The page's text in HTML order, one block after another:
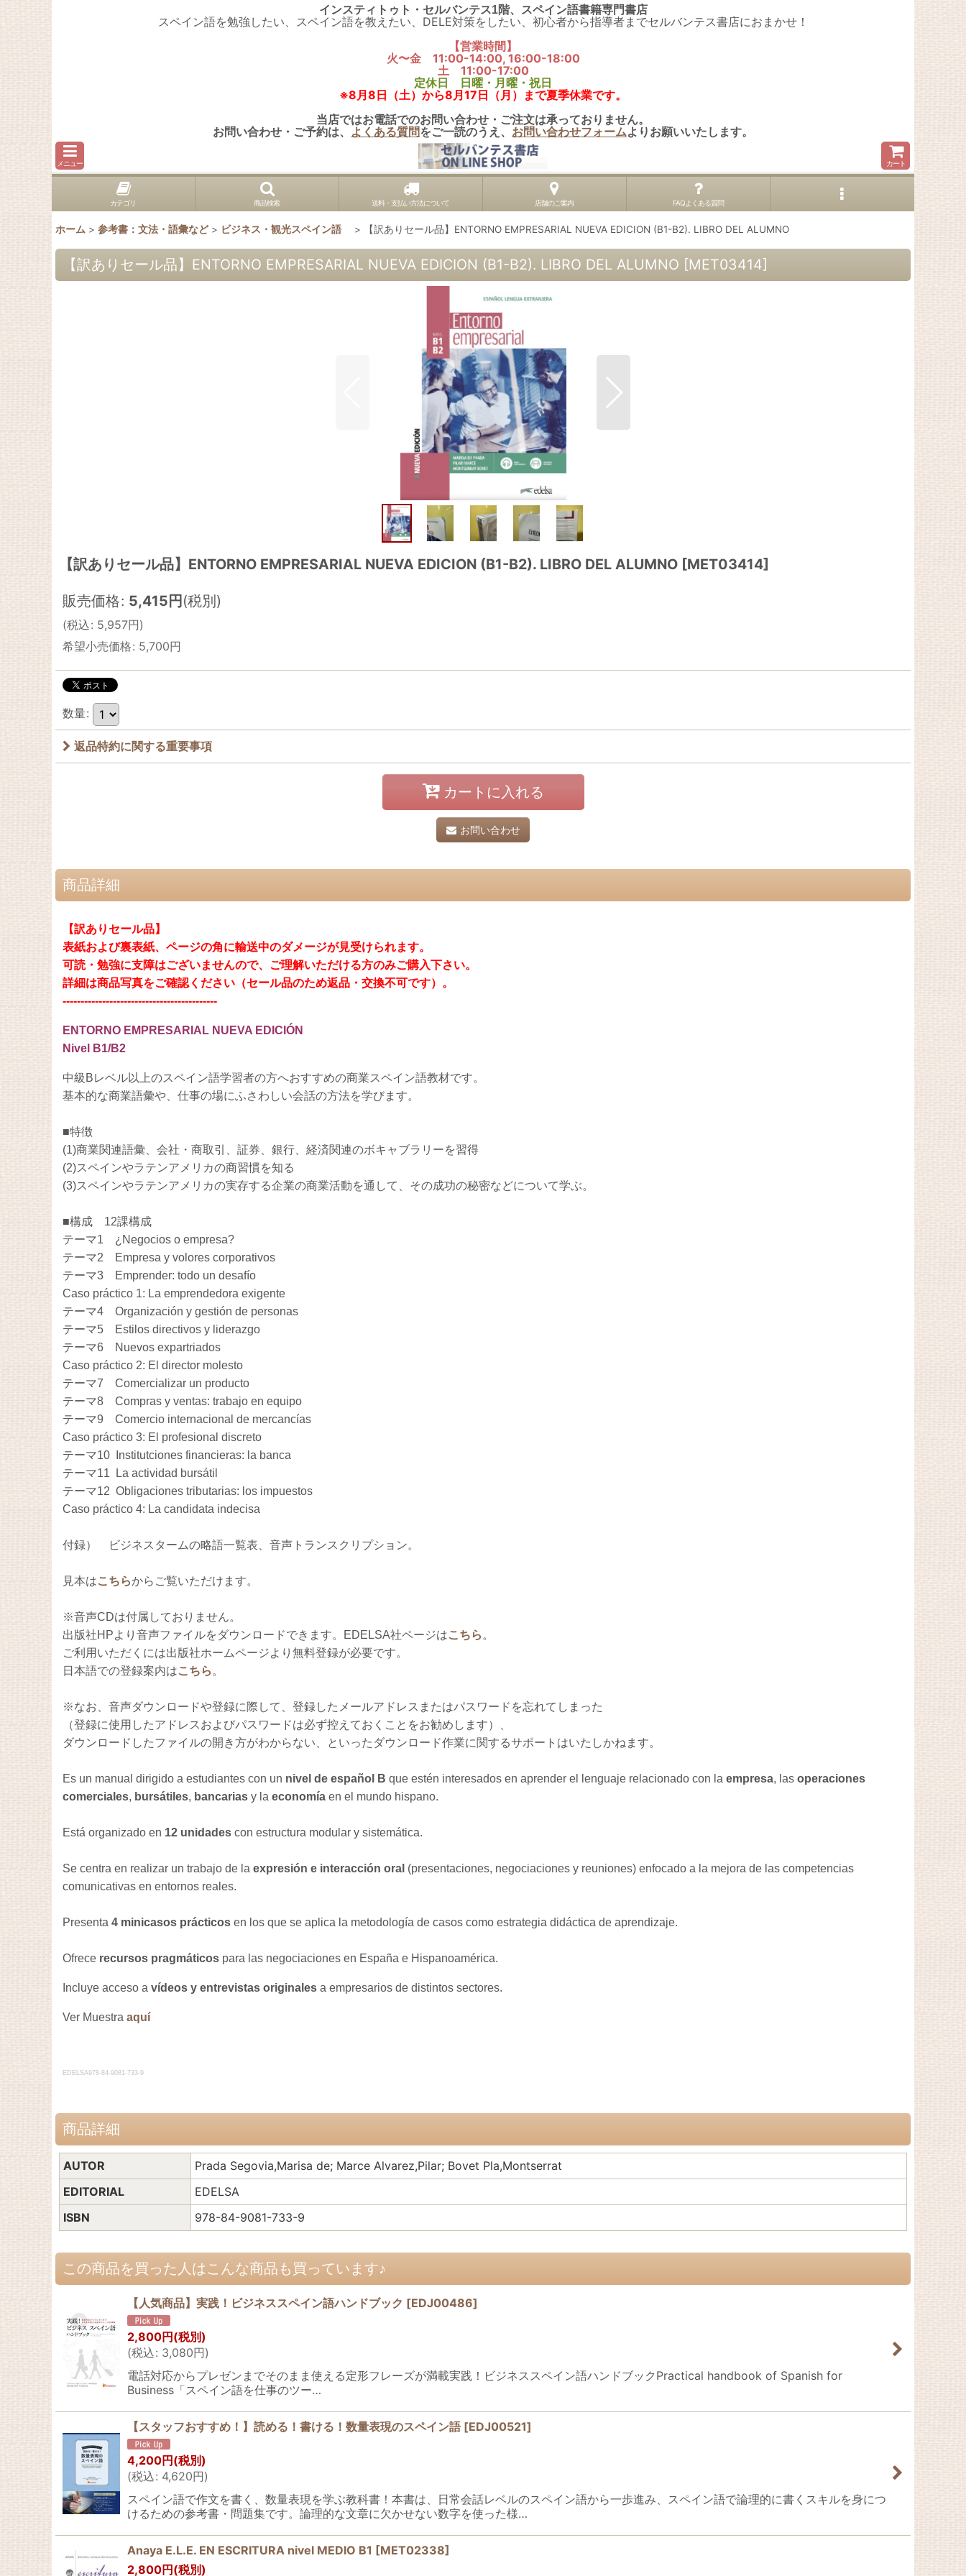
インスティトゥト・セルバンテス1階、スペイン語書籍専門書店
スペイン語を勉強したい、スペイン語を教えたい、DELE対策をしたい、初心者から指導者までセルバンテス書店におまかせ！
【営業時間】
火〜金 11:00-14:00, 16:00-18:00
土 11:00-17:00
定休日 日曜・月曜・祝日
※8月8日（土）から8月17日（月）まで夏季休業です。
当店ではお電話でのお問い合わせ・ご注文は承っておりません。
お問い合わせ・ご予約は、 よくある質問をご一読のうえ、 お問い合わせフォームよりお願いいたします。
メニュー カート
カテゴリ 商品検索 送料・支払い方法について 店舗のご案内 FAQよくある質問
ホーム > 参考書：文法・語彙など > ビジネス・観光スペイン語 > 【訳ありセール品】ENTORNO EMPRESARIAL NUEVA EDICION (B1-B2). LIBRO DEL ALUMNO
【訳ありセール品】ENTORNO EMPRESARIAL NUEVA EDICION (B1-B2). LIBRO DEL ALUMNO [MET03414]
【訳ありセール品】ENTORNO EMPRESARIAL NUEVA EDICION (B1-B2). LIBRO DEL ALUMNO [MET03414]
販売価格: 5,415 円 (税別)
(税込: 5,957円)
希望小売価格: 5,700円
数量:
返品特約に関する重要事項
カートに入れる
お問い合わせ
商品詳細
【訳ありセール品】
表紙および裏表紙、ページの角に輸送中のダメージが見受けられます。
可読・勉強に支障はございませんので、ご理解いただける方のみご購入下さい。
詳細は商品写真をご確認ください（セール品のため返品・交換不可です）。
-------------------------------------------
ENTORNO EMPRESARIAL NUEVA EDICIÓN
Nivel B1/B2
中級Bレベル以上のスペイン語学習者の方へおすすめの商業スペイン語教材です。
基本的な商業語彙や、仕事の場にふさわしい会話の方法を学びます。
■特徴
(1)商業関連語彙、会社・商取引、証券、銀行、経済関連のボキャブラリーを習得
(2)スペインやラテンアメリカの商習慣を知る
(3)スペインやラテンアメリカの実存する企業の商業活動を通して、その成功の秘密などについて学ぶ。
■構成 12課構成
テーマ1 ¿Negocios o empresa?
テーマ2 Empresa y volores corporativos
テーマ3 Emprender: todo un desafío
Caso práctico 1: La emprendedora exigente
テーマ4 Organización y gestión de personas
テーマ5 Estilos directivos y liderazgo
テーマ6 Nuevos expartriados
Caso práctico 2: El director molesto
テーマ7 Comercializar un producto
テーマ8 Compras y ventas: trabajo en equipo
テーマ9 Comercio internacional de mercancías
Caso práctico 3: El profesional discreto
テーマ10 Institutciones financieras: la banca
テーマ11 La actividad bursátil
テーマ12 Obligaciones tributarias: los impuestos
Caso práctico 4: La candidata indecisa
付録） ビジネスタームの略語一覧表、音声トランスクリプション。
見本はこちらからご覧いただけます。
※音声CDは付属しておりません。
出版社HPより音声ファイルをダウンロードできます。EDELSA社ページはこちら 。
ご利用いただくには出版社ホームページより無料登録が必要です。
日本語での登録案内はこちら 。
※なお、音声ダウンロードや登録に際して、登録したメールアドレスまたはパスワードを忘れてしまった
（登録に使用したアドレスおよびパスワードは必ず控えておくことをお勧めします）、
ダウンロードしたファイルの開き方がわからない、といったダウンロード作業に関するサポートはいたしかねます。
Es un manual dirigido a estudiantes con un nivel de español B que estén interesados en aprender el lenguaje relacionado con la empresa, las operaciones
comerciales, bursátiles, bancarias y la economía en el mundo hispano.
Está organizado en 12 unidades con estructura modular y sistemática.
Se centra en realizar un trabajo de la expresión e interacción oral (presentaciones, negociaciones y reuniones) enfocado a la mejora de las competencias
comunicativas en entornos reales.
Presenta 4 minicasos prácticos en los que se aplica la metodología de casos como estrategia didáctica de aprendizaje.
Ofrece recursos pragmáticos para las negociaciones en España e Hispanoamérica.
Incluye acceso a vídeos y entrevistas originales a empresarios de distintos sectores.
Ver Muestra aquí
EDELSA978-84-9081-733-9
商品詳細
AUTOR
Prada Segovia,Marisa de; Marce Alvarez,Pilar; Bovet Pla,Montserrat
EDITORIAL
EDELSA
ISBN
978-84-9081-733-9
この商品を買った人はこんな商品も買っています♪
【人気商品】実践！ビジネススペイン語ハンドブック [EDJ00486]
2,800円(税別)
(税込: 3,080円)
電話対応からプレゼンまでそのまま使える定形フレーズが満載実践！ビジネススペイン語ハンドブックPractical handbook of Spanish for
Business「スペイン語を仕事のツー…
【スタッフおすすめ！】読める！書ける！数量表現のスペイン語 [EDJ00521]
4,200円 (税別)
(税込: 4,620円)
スペイン語で作文を書く、数量表現を学ぶ教科書！本書は、日常会話レベルのスペイン語から一歩進み、スペイン語で論理的に書くスキルを身につ
けるための参考書・問題集です。論理的な文章に欠かせない数字を使った様…
Anaya E.L.E. EN ESCRITURA nivel MEDIO B1 [MET02338]
2,800円 (税別)